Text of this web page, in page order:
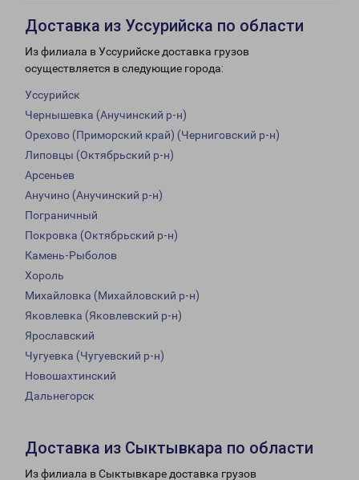
Доставка из Уссурийска по области
Из филиала в Уссурийске доставка грузов
осуществляется в следующие города:
Уссурийск
Чернышевка (Анучинский р-н)
Орехово (Приморский край) (Черниговский р-н)
Липовцы (Октябрьский р-н)
Арсеньев
Анучино (Анучинский р-н)
Пограничный
Покровка (Октябрьский р-н)
Камень-Рыболов
Хороль
Михайловка (Михайловский р-н)
Яковлевка (Яковлевский р-н)
Ярославский
Чугуевка (Чугуевский р-н)
Новошахтинский
Дальнегорск
Доставка из Сыктывкара по области
Из филиала в Сыктывкаре доставка грузов